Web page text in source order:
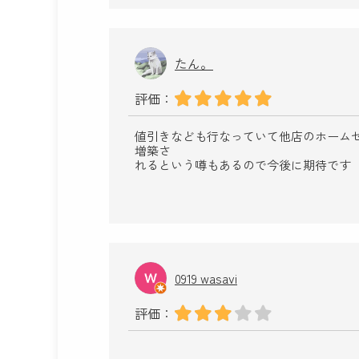
たん。
評価：
値引きなども行なっていて他店のホーム
増築さ
れるという噂もあるので今後に期待です
0919 wasavi
評価：